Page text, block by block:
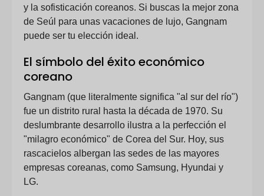
y la sofisticación coreanos. Si buscas la mejor zona
de Seúl para unas vacaciones de lujo, Gangnam
puede ser tu elección ideal.
El símbolo del éxito económico
coreano
Gangnam (que literalmente significa "al sur del río")
fue un distrito rural hasta la década de 1970. Su
deslumbrante desarrollo ilustra a la perfección el
"milagro económico" de Corea del Sur. Hoy, sus
rascacielos albergan las sedes de las mayores
empresas coreanas, como Samsung, Hyundai y
LG.